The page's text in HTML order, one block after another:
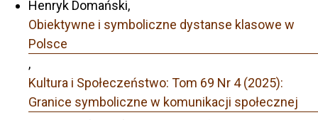
Henryk Domański,
Obiektywne i symboliczne dystanse klasowe w
Polsce
,
Kultura i Społeczeństwo: Tom 69 Nr 4 (2025):
Granice symboliczne w komunikacji społecznej